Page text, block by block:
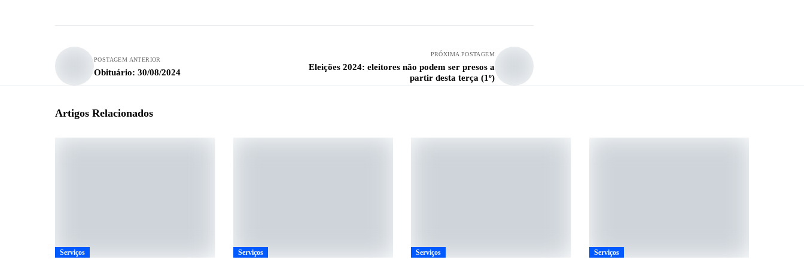
POSTAGEM ANTERIOR
Obituário: 30/08/2024
PRÓXIMA POSTAGEM
Eleições 2024: eleitores não podem ser presos a
partir desta terça (1º)
Artigos Relacionados
Serviços Serviços Serviços Serviços